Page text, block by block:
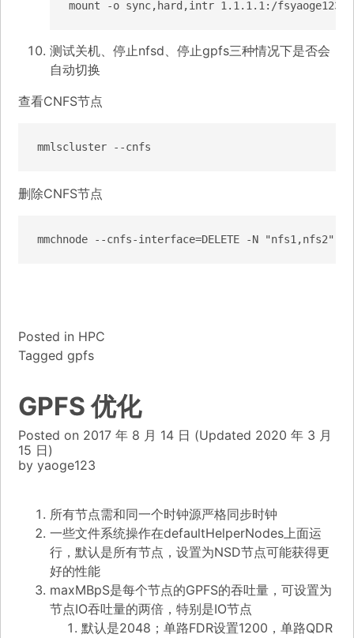
mount -o sync,hard,intr 1.1.1.1:/fsyaoge123/
测试关机、停止nfsd、停止gpfs三种情况下是否会
自动切换
查看CNFS节点
mmlscluster --cnfs
删除CNFS节点
mmchnode --cnfs-interface=DELETE -N "nfs1,nfs2"
Posted in HPC
Tagged gpfs
GPFS 优化
Posted on 2017 年 8 月 14 日 (Updated 2020 年 3 月
15 日)
by yaoge123
所有节点需和同一个时钟源严格同步时钟
一些文件系统操作在defaultHelperNodes上面运
行，默认是所有节点，设置为NSD节点可能获得更
好的性能
maxMBpS是每个节点的GPFS的吞吐量，可设置为
节点IO吞吐量的两倍，特别是IO节点
默认是2048；单路FDR设置1200，单路QDR